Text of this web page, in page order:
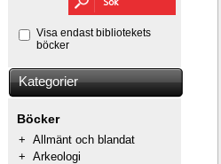
Visa endast bibliotekets
böcker
Kategorier
Böcker
+ Allmänt och blandat
+ Arkeologi